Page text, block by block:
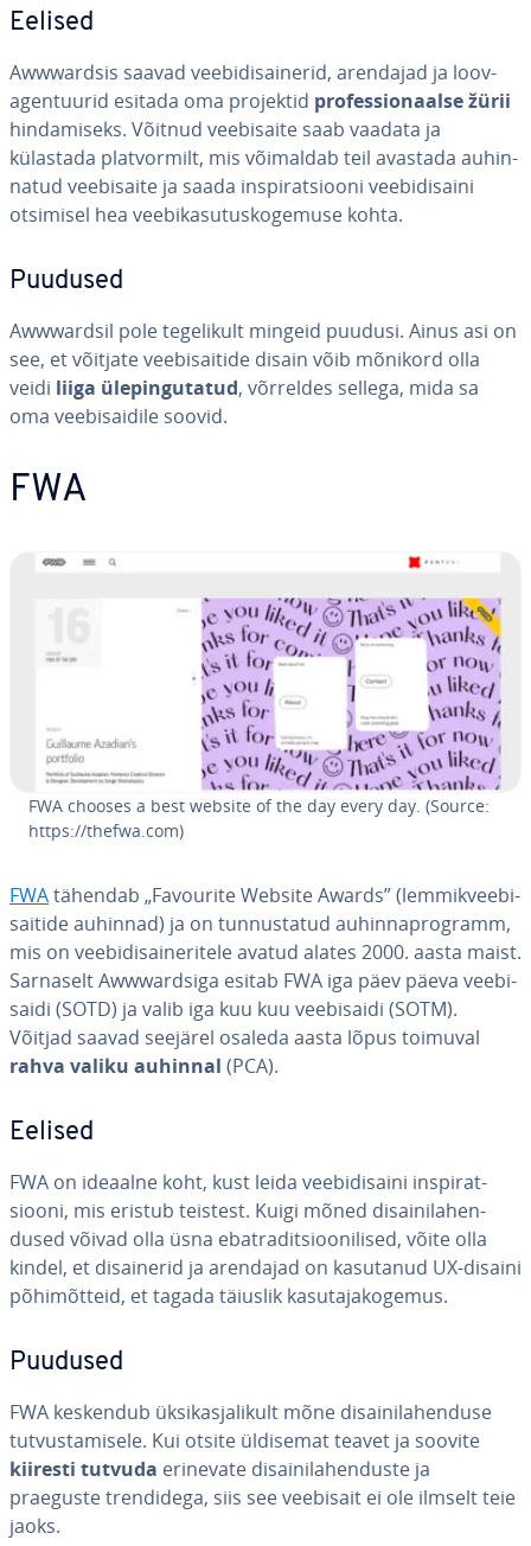
Eelised
Awwward­sis saavad vee­bi­di­sai­ne­rid, arendajad ja loo­v­
agen­tuu­rid esitada oma projektid pro­fes­sio­naalse žürii
hin­da­miseks. Võitnud vee­bi­saite saab vaadata ja
külastada plat­vor­milt, mis võimaldab teil avastada au­hin­
na­tud vee­bi­saite ja saada ins­pi­rat­siooni vee­bi­di­saini
otsimisel hea vee­bi­ka­su­tus­ko­ge­muse kohta.
Puudused
Awwward­sil pole te­ge­li­kult mingeid puudusi. Ainus asi on
see, et võitjate vee­bi­sai­tide disain võib mõnikord olla
veidi liiga üle­pin­gu­ta­tud, võrreldes sellega, mida sa
oma vee­bi­sai­dile soovid.
FWA
FWA chooses a best website of the day every day. (Source:
https://thefwa.com)
FWAtähendab „Favourite Website Awards” (lem­mik­vee­bi­
sai­tide auhinnad) ja on tun­nus­ta­tud au­hin­na­prog­ramm,
mis on vee­bi­di­sai­ne­ri­tele avatud alates 2000. aasta maist.
Sarnaselt Awwward­siga esitab FWA iga päev päeva vee­bi­
saidi (SOTD) ja valib iga kuu kuu vee­bi­saidi (SOTM).
Võitjad saavad seejärel osaleda aasta lõpus toimuval
rahva valiku auhinnal (PCA).
Eelised
FWA on ideaalne koht, kust leida vee­bi­di­saini ins­pi­rat­
siooni, mis eristub teistest. Kuigi mõned di­sai­ni­la­hen­
dused võivad olla üsna eba­tra­dit­sioo­ni­li­sed, võite olla
kindel, et di­sai­ne­rid ja arendajad on kasutanud UX-disaini
põ­hi­mõt­teid, et tagada täiuslik ka­su­ta­ja­ko­ge­mus.
Puudused
FWA keskendub ük­sik­as­ja­li­kult mõne di­sai­ni­la­hen­duse
tut­vus­ta­misele. Kui otsite üldisemat teavet ja soovite
kiiresti tutvuda erinevate di­sai­ni­la­hen­duste ja
praeguste tren­di­dega, siis see veebisait ei ole ilmselt teie
jaoks.